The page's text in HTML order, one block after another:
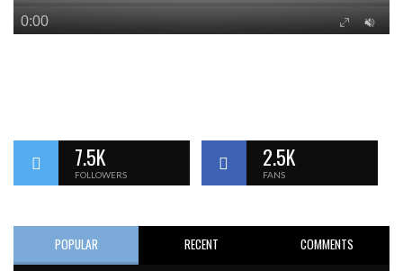
7.5K
FOLLOWERS
2.5K
FANS
POPULAR RECENT COMMENTS